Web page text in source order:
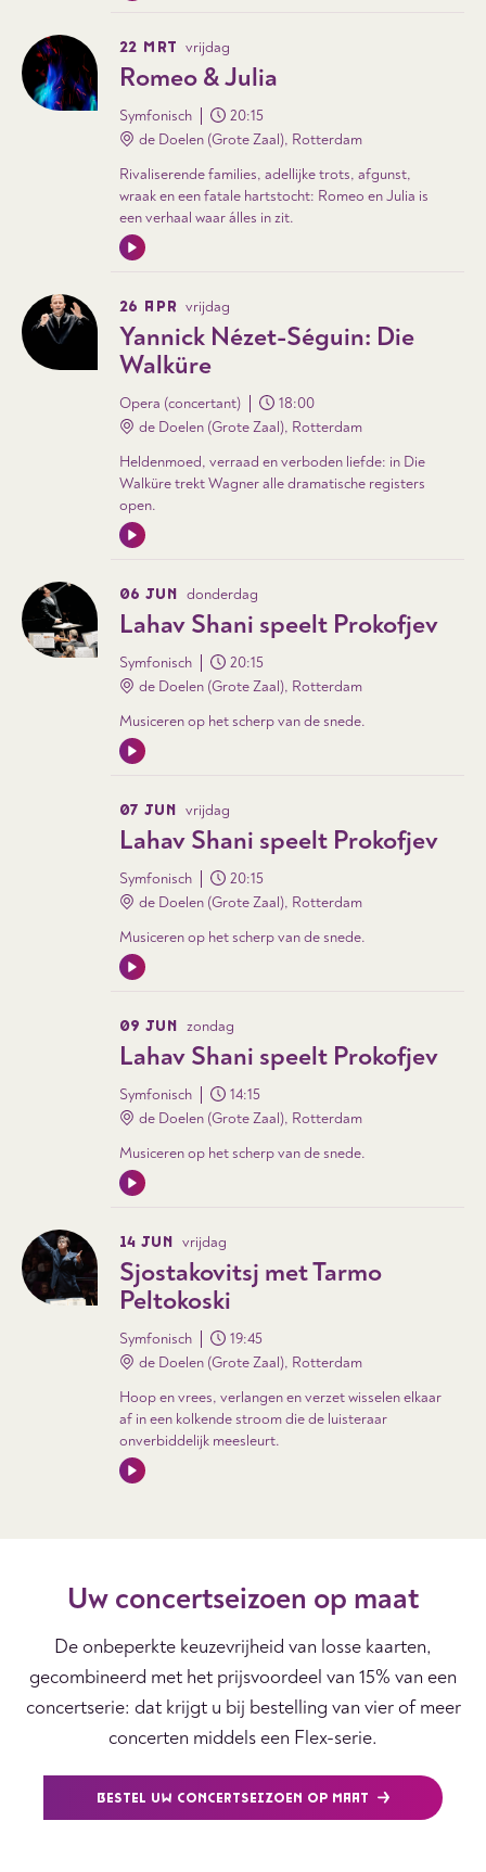
22 MRT vrijdag
Romeo & Julia
Symfonisch
20:15
de Doelen (Grote Zaal), Rotterdam
Rivaliserende families, adellijke trots, afgunst,
wraak en een fatale hartstocht: Romeo en Julia is
een verhaal waar álles in zit.
26 APR vrijdag
Yannick Nézet-Séguin: Die
Walküre
Opera (concertant)
18:00
de Doelen (Grote Zaal), Rotterdam
Heldenmoed, verraad en verboden liefde: in Die
Walküre trekt Wagner alle dramatische registers
open.
06 JUN donderdag
Lahav Shani speelt Prokofjev
Symfonisch
20:15
de Doelen (Grote Zaal), Rotterdam
Musiceren op het scherp van de snede.
07 JUN vrijdag
Lahav Shani speelt Prokofjev
Symfonisch
20:15
de Doelen (Grote Zaal), Rotterdam
Musiceren op het scherp van de snede.
09 JUN zondag
Lahav Shani speelt Prokofjev
Symfonisch
14:15
de Doelen (Grote Zaal), Rotterdam
Musiceren op het scherp van de snede.
14 JUN vrijdag
Sjostakovitsj met Tarmo
Peltokoski
Symfonisch
19:45
de Doelen (Grote Zaal), Rotterdam
Hoop en vrees, verlangen en verzet wisselen elkaar
af in een kolkende stroom die de luisteraar
onverbiddelijk meesleurt.
Uw concertseizoen op maat
De onbeperkte keuzevrijheid van losse kaarten,
gecombineerd met het prijsvoordeel van 15% van een
concertserie: dat krijgt u bij bestelling van vier of meer
concerten middels een Flex-serie.
BESTEL UW CONCERTSEIZOEN OP MAAT